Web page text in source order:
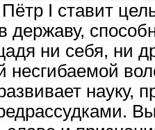
I ставит
державу,
ни себя, ни
несгибаемой
науку,